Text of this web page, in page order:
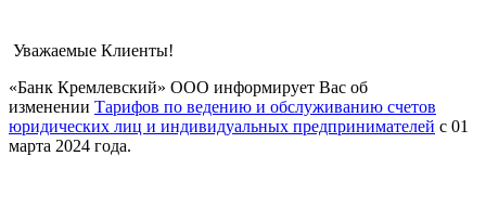
Уважаемые Клиенты!
«Банк Кремлевский» ООО информирует Вас об
изменении Тарифов по ведению и обслуживанию счетов
юридических лиц и индивидуальных предпринимателей с 01
марта 2024 года.